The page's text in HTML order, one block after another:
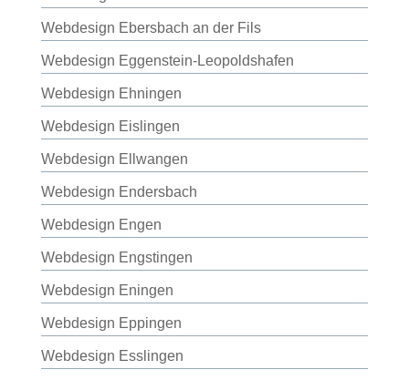
Webdesign Ebersbach an der Fils
Webdesign Eggenstein-Leopoldshafen
Webdesign Ehningen
Webdesign Eislingen
Webdesign Ellwangen
Webdesign Endersbach
Webdesign Engen
Webdesign Engstingen
Webdesign Eningen
Webdesign Eppingen
Webdesign Esslingen